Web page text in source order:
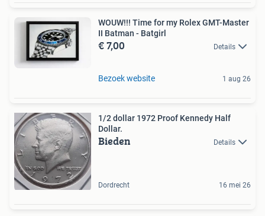
WOUW!!! Time for my Rolex GMT-Master
II Batman - Batgirl
€ 7,00 Details
Bezoek website 1 aug 26
1/2 dollar 1972 Proof Kennedy Half
Dollar.
Bieden Details
Dordrecht 16 mei 26